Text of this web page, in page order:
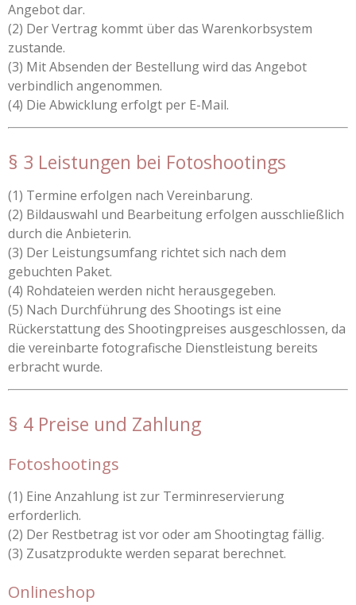
Angebot dar.
(2) Der Vertrag kommt über das Warenkorbsystem
zustande.
(3) Mit Absenden der Bestellung wird das Angebot
verbindlich angenommen.
(4) Die Abwicklung erfolgt per E-Mail.
§ 3 Leistungen bei Fotoshootings
(1) Termine erfolgen nach Vereinbarung.
(2) Bildauswahl und Bearbeitung erfolgen ausschließlich
durch die Anbieterin.
(3) Der Leistungsumfang richtet sich nach dem
gebuchten Paket.
(4) Rohdateien werden nicht herausgegeben.
(5) Nach Durchführung des Shootings ist eine
Rückerstattung des Shootingpreises ausgeschlossen, da
die vereinbarte fotografische Dienstleistung bereits
erbracht wurde.
§ 4 Preise und Zahlung
Fotoshootings
(1) Eine Anzahlung ist zur Terminreservierung
erforderlich.
(2) Der Restbetrag ist vor oder am Shootingtag fällig.
(3) Zusatzprodukte werden separat berechnet.
Onlineshop